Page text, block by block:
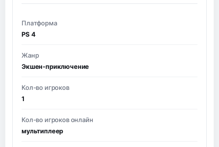
Платформа
PS 4
Жанр
Экшен-приключение
Кол-во игроков
1
Кол-во игроков онлайн
мультиплеер